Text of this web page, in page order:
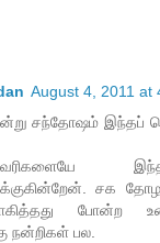
August 4, 2011 at
சந்தோஷம் இந்தப்
இந்த
சக
போன்ற
நன்றிகள் பல.